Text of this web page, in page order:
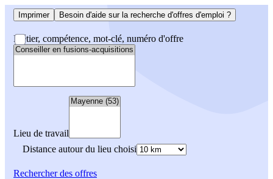
Imprimer Besoin d'aide sur la recherche d'offres d'emploi ?
Métier, compétence, mot-clé, numéro d'offre
Lieu de travail
Distance autour du lieu choisi
Rechercherdes offres